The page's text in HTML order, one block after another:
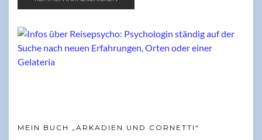
MEIN BUCH „ARKADIEN UND CORNETTI“